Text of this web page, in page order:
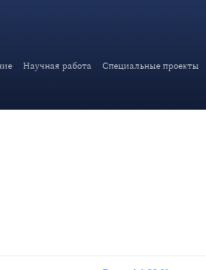
Научная работа Специальные проекты
в Вене М.И.Ульянова